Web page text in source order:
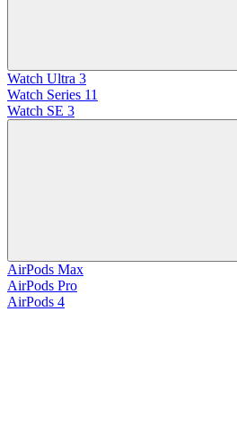
Watch Ultra 3
Watch Series 11
Watch SE 3
AirPods Max
AirPods Pro
AirPods 4